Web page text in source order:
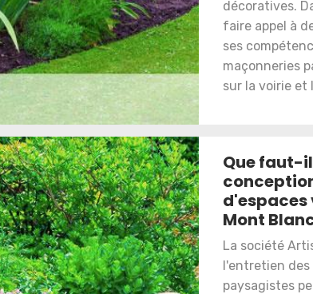
décoratives.
faire appel à
ses
maçonneries
sur la voirie et
Que faut-
d'espaces
Mont
La société
l'entretien des
paysagistes